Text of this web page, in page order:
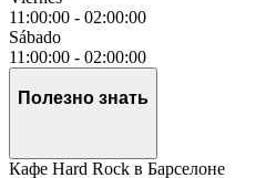
11:00:00 - 02:00:00
Sábado
11:00:00 - 02:00:00
Полезно знать
Кафе Hard Rock в Барселоне